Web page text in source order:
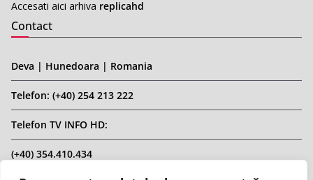
Accesati aici arhiva replicahd
Contact
Deva | Hunedoara | Romania
Telefon: (+40) 254 213 222
Telefon TV INFO HD:
(+40) 354.410.434